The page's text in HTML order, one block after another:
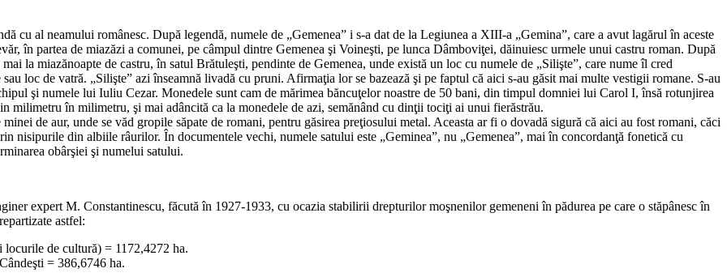
cu al neamului românesc. După legendă, numele de „Gemenea” i s-a dat de la Legiunea a XIII-a „Gemina”, care a avut lagărul în aceste
în partea de miazăzi a comunei, pe câmpul dintre Gemenea şi Voineşti, pe lunca Dâmboviţei, dăinuiesc urmele unui castru roman. După
la miazănoapte de castru, în satul Brătuleşti, pendinte de Gemenea, unde există un loc cu numele de „Silişte”, care nume îl cred
loc de vatră. „Silişte” azi înseamnă livadă cu pruni. Afirmaţia lor se bazează şi pe faptul că aici s-au găsit mai multe vestigii romane. S-au
şi numele lui Iuliu Cezar. Monedele sunt cam de mărimea băncuţelor noastre de 50 bani, din timpul domniei lui Carol I, însă rotunjirea
milimetru în milimetru, şi mai adâncită ca la monedele de azi, semănând cu dinţii tociţi ai unui fierăstrău.
de aur, unde se văd gropile săpate de romani, pentru găsirea preţiosului metal. Aceasta ar fi o dovadă sigură că aici au fost romani, căci
nisipurile din albiile râurilor. În documentele vechi, numele satului este „Geminea”, nu „Gemenea”, mai în concordanţă fonetică cu
obârşiei şi numelui satului.
expert M. Constantinescu, făcută în 1927-1933, cu ocazia stabilirii drepturilor moşnenilor gemeneni în pădurea pe care o stăpânesc în
astfel:
locurile de cultură) = 1172,4272 ha.
= 386,6746 ha.